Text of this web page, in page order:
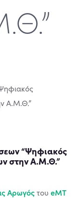
“Ψηφιακός
στην Α.Μ.Θ.”
Αρωγόςτου eMT